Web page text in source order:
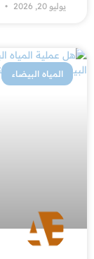
يوليو 20, 2026
المياه البيضاء